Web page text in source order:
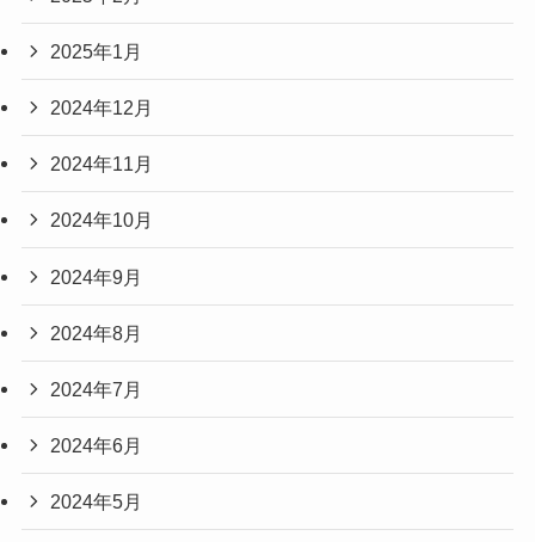
2025年1月
2024年12月
2024年11月
2024年10月
2024年9月
2024年8月
2024年7月
2024年6月
2024年5月